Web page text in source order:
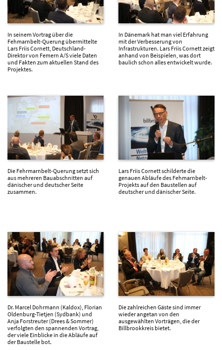
In seinem Vortrag über die
Fehmarnbelt-Querung übermittelte
Lars Friis Cornett, Deutschland-
Direktor von Femern A/S viele Daten
und Fakten zum aktuellen Stand des
Projektes.
In Dänemark hat man viel Erfahrung
mit der Verbesserung von
Infrastrukturen. Lars Friis Cornett zeigt
anhand von Beispielen, was dort
baulich schon alles entwickelt wurde.
Die Fehrmarnbelt-Querung setzt sich
aus mehreren Bauabschnitten auf
dänischer und deutscher Seite
zusammen.
Lars Friis Cornett schilderte die
genauen Abläufe des Fehmarnbelt-
Projekts auf den Baustellen auf
deutscher und dänischer Seite.
Dr. Marcel Dohrmann (Kaldox), Florian
Oldenburg-Tietjen (Sydbank) und
Anja Forstreuter (Drees & Sommer)
verfolgten den spannenden Vortrag,
der viele Einblicke in die Abläufe auf
der Baustelle bot.
Die zahlreichen Gäste sind immer
wieder angetan von den
ausgewählten Vorträgen, die der
Billbrookkreis bietet.